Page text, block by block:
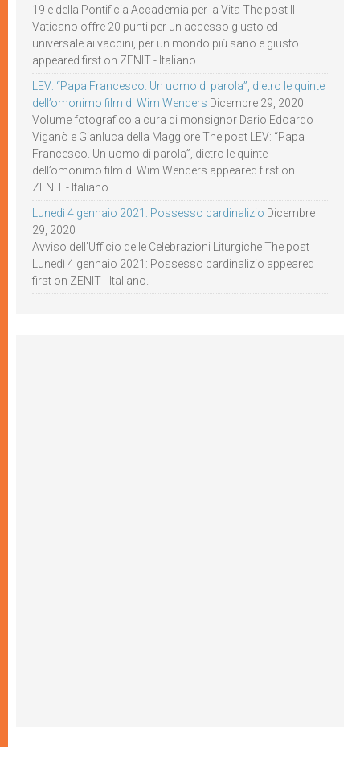
19 e della Pontificia Accademia per la Vita The post Il
Vaticano offre 20 punti per un accesso giusto ed
universale ai vaccini, per un mondo più sano e giusto
appeared first on ZENIT - Italiano.
LEV: “Papa Francesco. Un uomo di parola”, dietro le quinte
dell’omonimo film di Wim Wenders Dicembre 29, 2020
Volume fotografico a cura di monsignor Dario Edoardo
Viganò e Gianluca della Maggiore The post LEV: “Papa
Francesco. Un uomo di parola”, dietro le quinte
dell’omonimo film di Wim Wenders appeared first on
ZENIT - Italiano.
Lunedì 4 gennaio 2021: Possesso cardinalizio Dicembre
29, 2020
Avviso dell’Ufficio delle Celebrazioni Liturgiche The post
Lunedì 4 gennaio 2021: Possesso cardinalizio appeared
first on ZENIT - Italiano.